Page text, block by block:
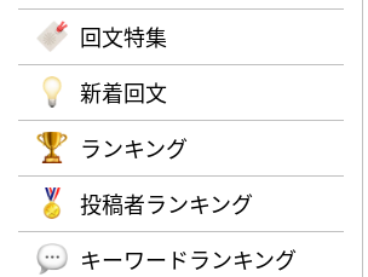
回文特集
新着回文
ランキング
投稿者ランキング
キーワードランキング